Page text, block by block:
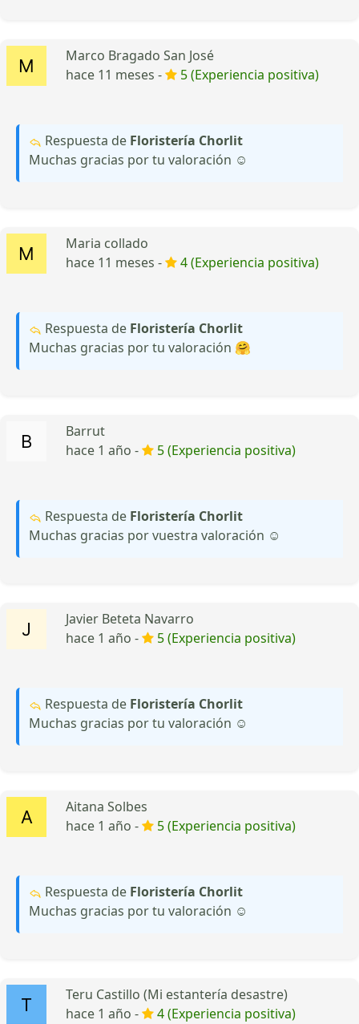
Marco Bragado San José
hace 11 meses -
5 (Experiencia positiva)
Respuesta de Floristería Chorlit
Muchas gracias por tu valoración ☺️
Maria collado
hace 11 meses -
4 (Experiencia positiva)
Respuesta de Floristería Chorlit
Muchas gracias por tu valoración 🤗
Barrut
hace 1 año -
5 (Experiencia positiva)
Respuesta de Floristería Chorlit
Muchas gracias por vuestra valoración ☺️
Javier Beteta Navarro
hace 1 año -
5 (Experiencia positiva)
Respuesta de Floristería Chorlit
Muchas gracias por tu valoración ☺️
Aitana Solbes
hace 1 año -
5 (Experiencia positiva)
Respuesta de Floristería Chorlit
Muchas gracias por tu valoración ☺️
Teru Castillo (Mi estantería desastre)
hace 1 año -
4 (Experiencia positiva)